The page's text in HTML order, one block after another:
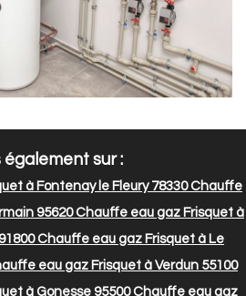
sur :
à Fontenay le Fleury 78330Chauffe
95620Chauffe eau gaz Frisquet à
Chauffe eau gaz Frisquet à Le
eau gaz Frisquet à Verdun 55100
à Gonesse 95500Chauffe eau gaz